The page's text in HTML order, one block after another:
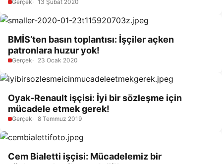
Gerçek 13 Şubat 2020
BMİS’ten basın toplantısı: İşçiler açken
patronlara huzur yok!
Gerçek 23 Ocak 2020
Oyak-Renault işçisi: İyi bir sözleşme için
mücadele etmek gerek!
Gerçek 8 Temmuz 2019
Cem Bialetti işçisi: Mücadelemiz bir